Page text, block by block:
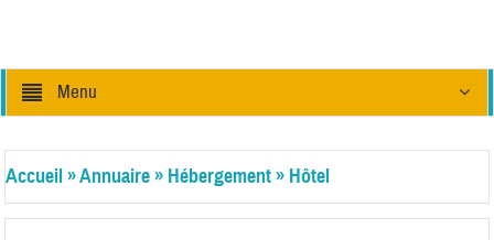
Menu
Accueil»Annuaire» Hébergement» Hôtel